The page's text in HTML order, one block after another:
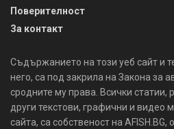
Поверителност
За контакт
Съдържанието на този уеб сайт и
него, са под закрила на Закона за
сродните му права. Всички статии,
други текстови, графични и видео
сайта, са собственост на AFISH.BG,